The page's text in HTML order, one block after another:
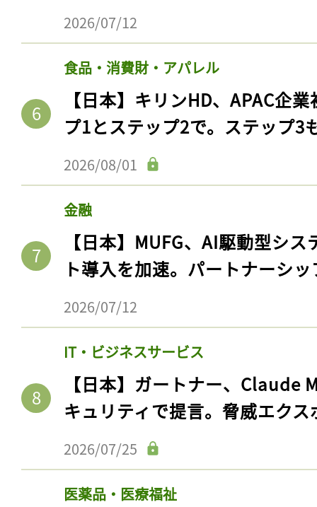
2026/07/12
食品・消費財・アパレル
【日本】キリンHD、APAC企
プ1とステップ2で。ステップ3
2026/08/01
金融
【日本】MUFG、AI駆動型シ
ト導入を加速。パートナーシ
2026/07/12
IT・ビジネスサービス
【日本】ガートナー、Claude
キュリティで提言。脅威エク
2026/07/25
医薬品・医療福祉